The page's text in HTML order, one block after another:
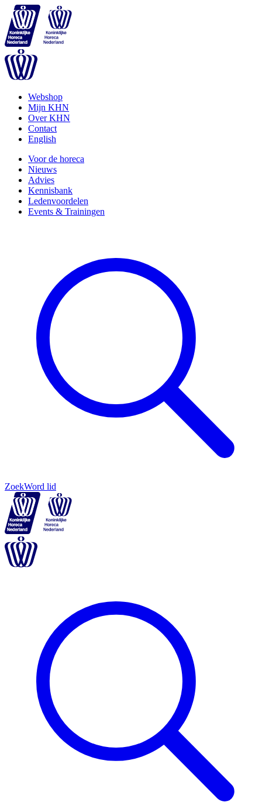
Webshop
Mijn KHN
Over KHN
Contact
English
Voor de horeca
Nieuws
Advies
Kennisbank
Ledenvoordelen
Events & Trainingen
ZoekWord lid